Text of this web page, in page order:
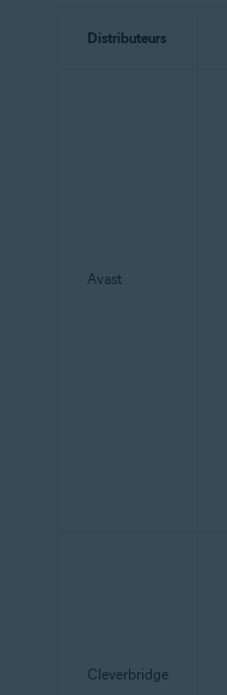
Distributeurs
Avast
Cleverbridge